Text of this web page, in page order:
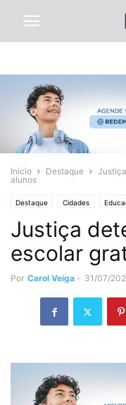
Início Destaque
alunos
Destaque Cidades
Justiça
escolar
Por Carol Veiga - 31/07/